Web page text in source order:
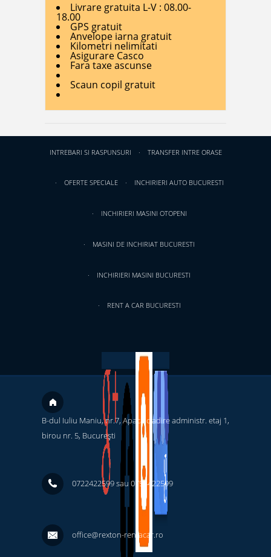
Livrare gratuita L-V : 08.00-
18.00
GPS gratuit
Anvelope iarna gratuit
Kilometri nelimitati
Asigurare Casco
Fara taxe ascunse
Scaun copil gratuit
INTREBARI SI RASPUNSURI TRANSFER INTRE ORASE
OFERTE SPECIALE INCHIRIERI AUTO BUCURESTI
INCHIRIERI MASINI OTOPENI
MASINI DE INCHIRIAT BUCURESTI
INCHIRIERI MASINI BUCURESTI
RENT A CAR BUCURESTI
B-dul Iuliu Maniu, nr.7, Apaca cladire administr. etaj 1,
birou nr. 5, București ‎
0722422599 sau 0754422599
office@rexton-rentacar.ro